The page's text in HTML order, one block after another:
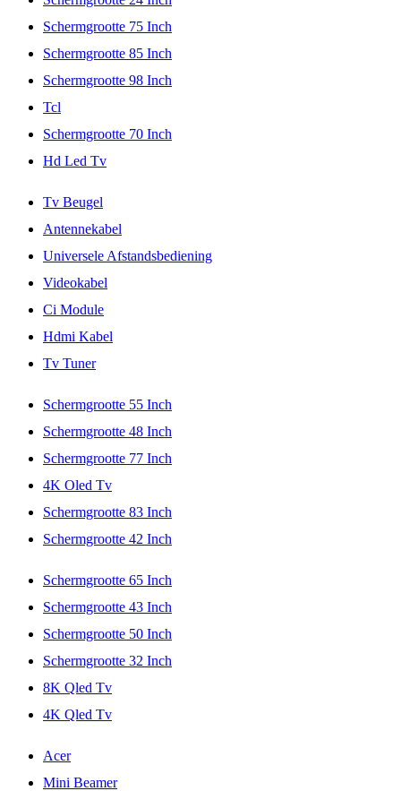
Schermgrootte 75 Inch
Schermgrootte 85 Inch
Schermgrootte 98 Inch
Tcl
Schermgrootte 70 Inch
Hd Led Tv
Tv Beugel
Antennekabel
Universele Afstandsbediening
Videokabel
Ci Module
Hdmi Kabel
Tv Tuner
Schermgrootte 55 Inch
Schermgrootte 48 Inch
Schermgrootte 77 Inch
4K Oled Tv
Schermgrootte 83 Inch
Schermgrootte 42 Inch
Schermgrootte 65 Inch
Schermgrootte 43 Inch
Schermgrootte 50 Inch
Schermgrootte 32 Inch
8K Qled Tv
4K Qled Tv
Acer
Mini Beamer